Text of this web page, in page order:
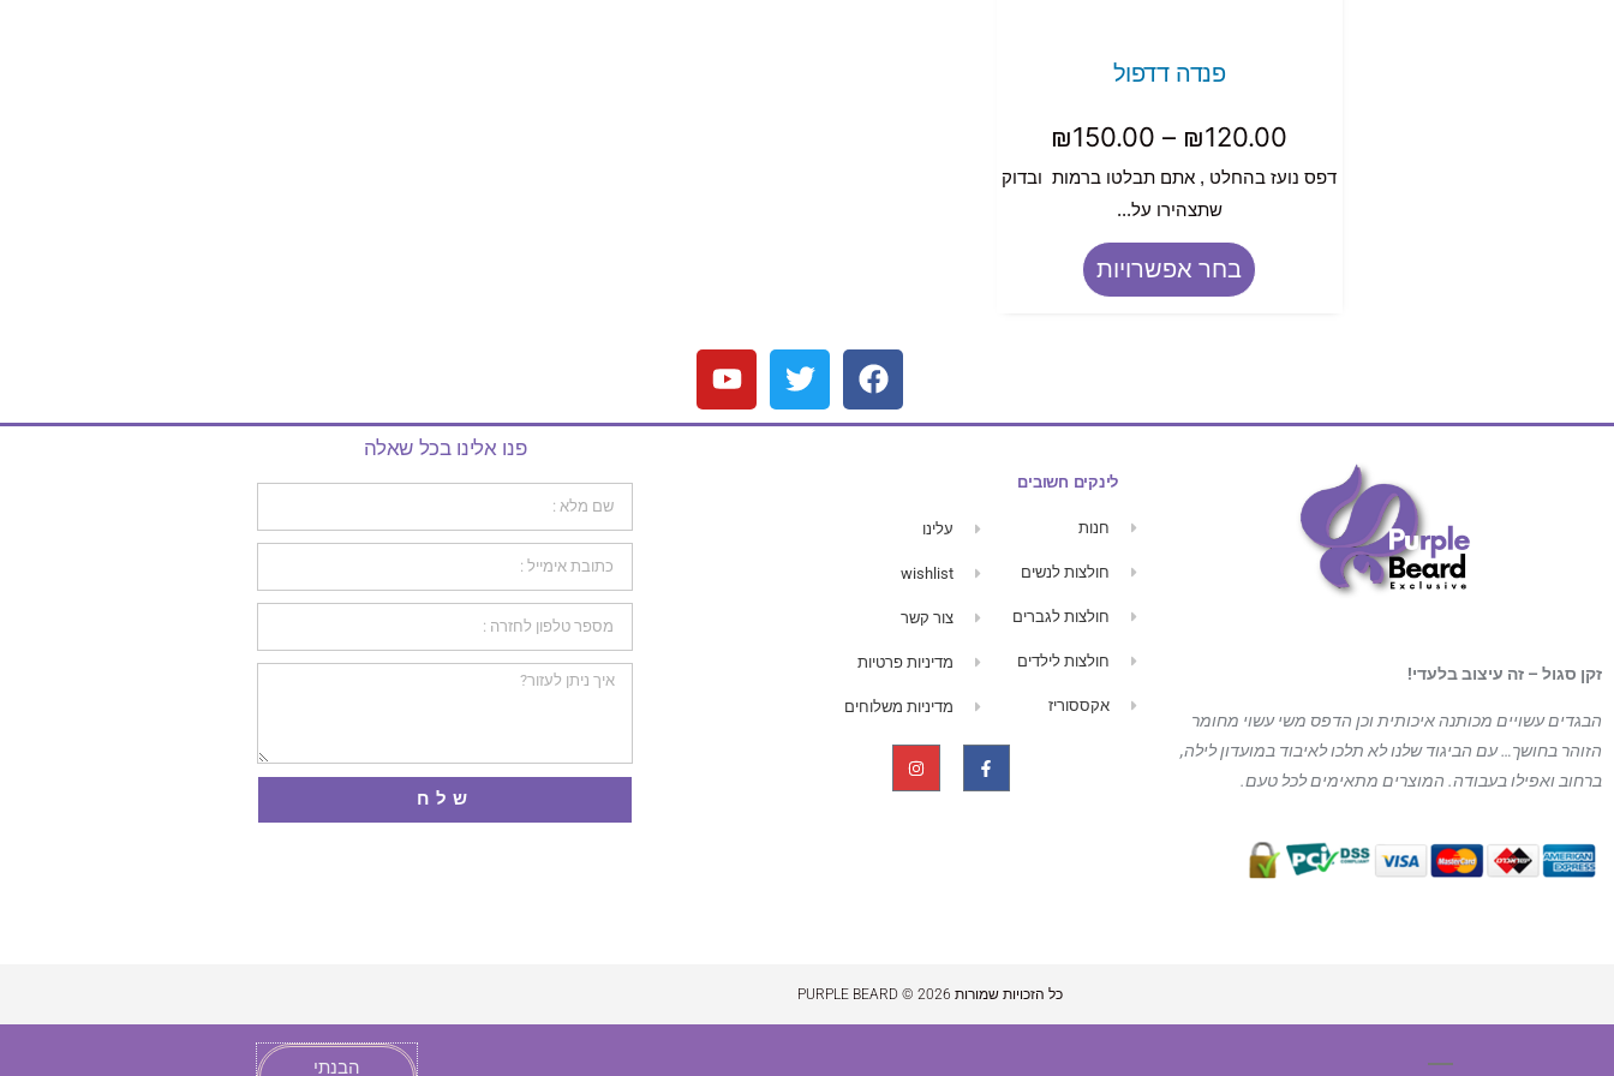
פנדה דדפול
₪120.00
–
₪150.00
דפס נועז בהחלט , אתם תבלטו ברמות ובדוק
שתצהירו על...
בחר אפשרויות
זקן סגול – זה עיצוב בלעדי!
הבגדים עשויים מכותנה איכותית וכן הדפס משי עשוי מחומר
הזוהר בחושך… עם הביגודשלנו לא תלכו לאיבוד במועדון לילה,
ברחוב ואפילו בעבודה. המוצרים מתאימים לכל טעם.
לינקים חשובים
חנות
חולצות לנשים
חולצות לגברים
חולצות לילדים
אקססוריז
עלינו
wishlist
צור קשר
מדיניות פרטיות
מדיניות משלוחים
פנו אלינו בכל שאלה
שלח
כל הזכויות שמורות 2026 © PURPLE BEARD
הבנתי